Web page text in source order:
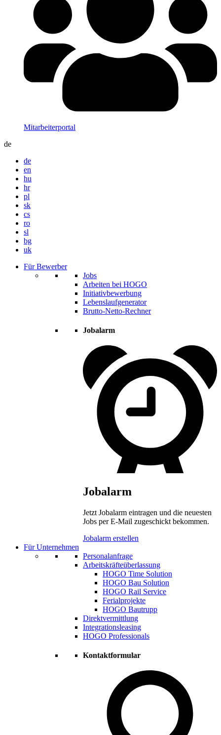
Mitarbeiterportal
de
de
en
hu
hr
pl
sk
cs
ro
sl
bg
uk
Für Bewerber
Jobs
Arbeiten bei HOGO
Initiativbewerbung
Lebenslaufgenerator
Brutto-Netto-Rechner
Jobalarm
Jobalarm
Jetzt Jobalarm eintragen und die neuesten
Jobs per E-Mail zugeschickt bekommen.
Jobalarm erstellen
Für Unternehmen
Personalanfrage
Arbeitskräfteüberlassung
HOGO Time Solution
HOGO Bau Solution
HOGO Rail Service
Ferialprojekte
HOGO Bautrupp
Direktvermittlung
Integrationsleasing
HOGO Professionals
Kontaktformular